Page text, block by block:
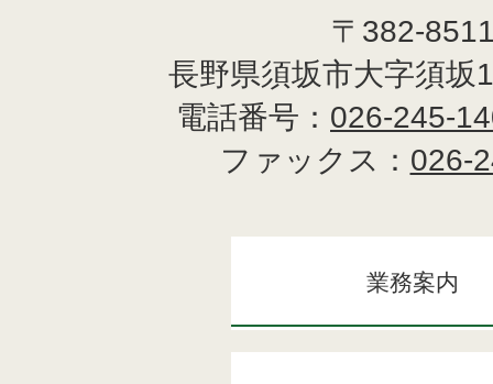
〒382-
長野県須坂市大字須坂
電話番号： 026-245-
ファックス： 026-
業務案内